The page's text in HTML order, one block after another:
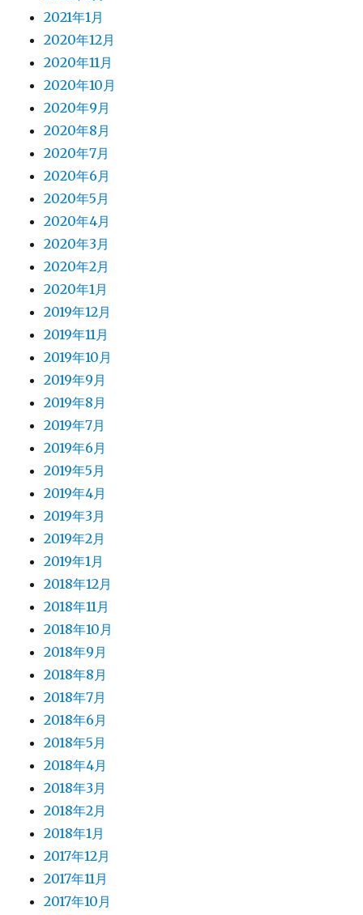
2021年1月
2020年12月
2020年11月
2020年10月
2020年9月
2020年8月
2020年7月
2020年6月
2020年5月
2020年4月
2020年3月
2020年2月
2020年1月
2019年12月
2019年11月
2019年10月
2019年9月
2019年8月
2019年7月
2019年6月
2019年5月
2019年4月
2019年3月
2019年2月
2019年1月
2018年12月
2018年11月
2018年10月
2018年9月
2018年8月
2018年7月
2018年6月
2018年5月
2018年4月
2018年3月
2018年2月
2018年1月
2017年12月
2017年11月
2017年10月